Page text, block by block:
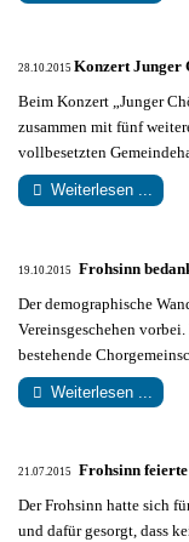
28.10.2015 Konzert Junger
Beim Konzert „Junger
zusammen mit fünf
vollbesetzten
Weiterlesen ...
19.10.2015
Frohsinn
Der demographische
Vereinsgeschehen
bestehende
Weiterlesen ...
21.07.2015 Frohsinn
Der Frohsinn hatte sich
und dafür gesorgt, dass